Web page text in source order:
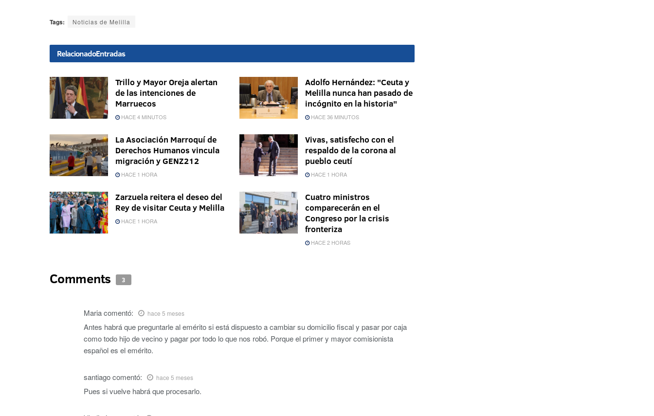
Tags: Noticias de Melilla
RelacionadoEntradas
Trillo y Mayor Oreja alertan
de las intenciones de
Marruecos
HACE 4 MINUTOS
Adolfo Hernández: "Ceuta y
Melilla nunca han pasado de
incógnito en la historia"
HACE 36 MINUTOS
La Asociación Marroquí de
Derechos Humanos vincula
migración y GENZ212
HACE 1 HORA
Vivas, satisfecho con el
respaldo de la corona al
pueblo ceutí
HACE 1 HORA
Zarzuela reitera el deseo del
Rey de visitar Ceuta y Melilla
HACE 1 HORA
Cuatro ministros
comparecerán en el
Congreso por la crisis
fronteriza
HACE 2 HORAS
Comments 3
Mariacomentó: hace 5 meses
Antes habrá que preguntarle al emérito si está dispuesto a cambiar su domicilio fiscal y pasar por caja
como todo hijo de vecino y pagar por todo lo que nos robó. Porque el primer y mayor comisionista
español es el emérito.
santiagocomentó: hace 5 meses
Pues si vuelve habrá que procesarlo.